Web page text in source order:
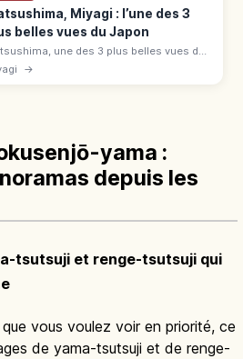
Miyagi : l’une des 3
belles vues du Japon
une des 3 plus belles vues du
séduit par sa baie parsemée d'îles.
ji (700 ¥), Godaido, croisière 50 min,
→
yama :
depuis les
tsutsuji et renge-tsutsuji qui
vous voulez voir en priorité, ce
de yama-tsutsuji et de renge-